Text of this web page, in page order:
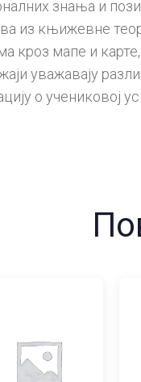
знања и
из књижевне
кроз мапе и
уважавају
о учениковој